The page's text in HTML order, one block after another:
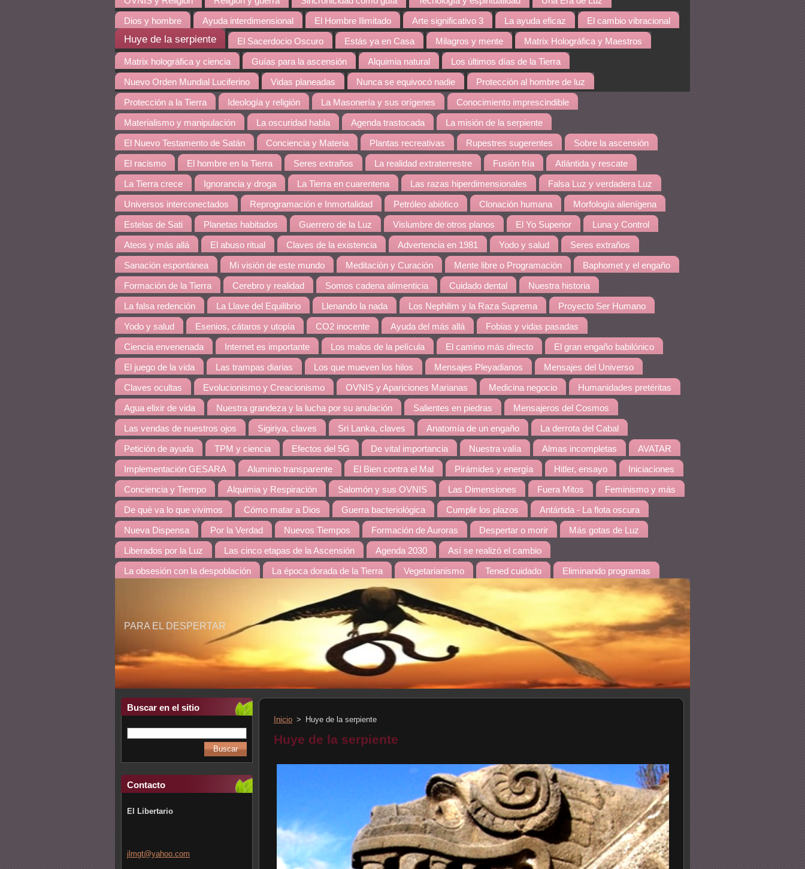
Dios y hombre Ayuda interdimensional El Hombre Ilimitado Arte significativo 3 La ayuda eficaz El cambio vibracional
Huye de la serpiente El Sacerdocio Oscuro Estás ya en Casa Milagros y mente Matrix Holográfica y Maestros
Matrix holográfica y ciencia Guías para la ascensión Alquimia natural Los últimos días de la Tierra
Nuevo Orden Mundial Luciferino Vidas planeadas Nunca se equivocó nadie Protección al hombre de luz
Protección a la Tierra Ideología y religión La Masonería y sus orígenes Conocimiento imprescindible
Materialismo y manipulación La oscuridad habla Agenda trastocada La misión de la serpiente
El Nuevo Testamento de Satán Conciencia y Materia Plantas recreativas Rupestres sugerentes Sobre la ascensión
El racismo El hombre en la Tierra Seres extraños La realidad extraterrestre Fusión fría Atlántida y rescate
La Tierra crece Ignorancia y droga La Tierra en cuarentena Las razas hiperdimensionales Falsa Luz y verdadera Luz
Universos interconectados Reprogramación e Inmortalidad Petróleo abiótico Clonación humana Morfología alienígena
Estelas de Sati Planetas habitados Guerrero de la Luz Vislumbre de otros planos El Yo Superior Luna y Control
Ateos y más allá El abuso ritual Claves de la existencia Advertencia en 1981 Yodo y salud Seres extraños
Sanación espontánea Mi visión de este mundo Meditación y Curación Mente libre o Programación Baphomet y el engaño
Formación de la Tierra Cerebro y realidad Somos cadena alimenticia Cuidado dental Nuestra historia
La falsa redención La Llave del Equilibrio Llenando la nada Los Nephilim y la Raza Suprema Proyecto Ser Humano
Yodo y salud Esenios, cátaros y utopía CO2 inocente Ayuda del más allá Fobias y vidas pasadas
Ciencia envenenada Internet es importante Los malos de la película El camino más directo El gran engaño babilónico
El juego de la vida Las trampas diarias Los que mueven los hilos Mensajes Pleyadianos Mensajes del Universo
Claves ocultas Evolucionismo y Creacionismo OVNIS y Apariciones Marianas Medicina negocio Humanidades pretéritas
Agua elixir de vida Nuestra grandeza y la lucha por su anulación Salientes en piedras Mensajeros del Cosmos
Las vendas de nuestros ojos Sigiriya, claves Sri Lanka, claves Anatomía de un engaño La derrota del Cabal
Petición de ayuda TPM y ciencia Efectos del 5G De vital importancia Nuestra valía Almas incompletas AVATAR
Implementación GESARA Aluminio transparente El Bien contra el Mal Pirámides y energía Hitler, ensayo Iniciaciones
Conciencia y Tiempo Alquimia y Respiración Salomón y sus OVNIS Las Dimensiones Fuera Mitos Feminismo y más
De qué va lo que vivimos Cómo matar a Dios Guerra bacteriológica Cumplir los plazos Antártida - La flota oscura
Nueva Dispensa Por la Verdad Nuevos Tiempos Formación de Auroras Despertar o morir Más gotas de Luz
Liberados por la Luz Las cinco etapas de la Ascensión Agenda 2030 Así se realizó el cambio
La obsesión con la despoblación La época dorada de la Tierra Vegetarianismo Tened cuidado Eliminando programas
PARA EL DESPERTAR
Buscar en el sitio
Contacto
El Libertario
jlmgt@yahoo.com
Inicio > Huye de la serpiente
Huye de la serpiente